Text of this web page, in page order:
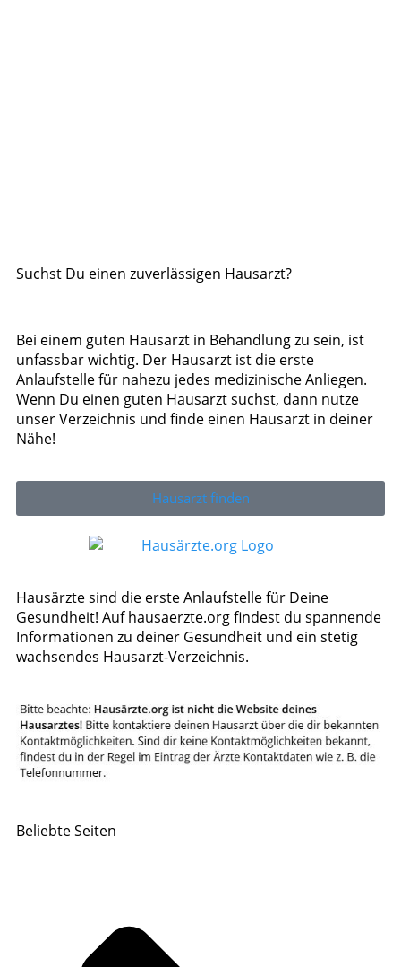
Suchst Du einen zuverlässigen Hausarzt?
Bei einem guten Hausarzt in Behandlung zu sein, ist
unfassbar wichtig. Der Hausarzt ist die erste
Anlaufstelle für nahezu jedes medizinische Anliegen.
Wenn Du einen guten Hausarzt suchst, dann nutze
unser Verzeichnis und finde einen Hausarzt in deiner
Nähe!
Hausarzt finden
Hausärzte sind die erste Anlaufstelle für Deine
Gesundheit! Auf hausaerzte.org findest du spannende
Informationen zu deiner Gesundheit und ein stetig
wachsendes Hausarzt-Verzeichnis.
Beliebte Seiten